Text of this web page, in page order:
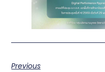
Previous